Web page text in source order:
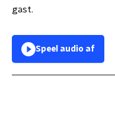
gast.
Speel audio af